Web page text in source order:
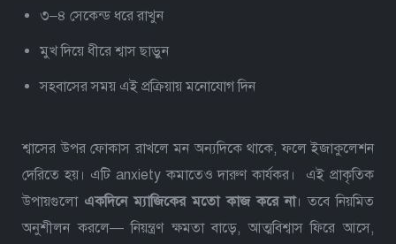
৩–৪ সেকেন্ড ধরে রাখুন
মুখ দিয়ে ধীরে শ্বাস ছাড়ুন
সহবাসের সময় এই প্রক্রিয়ায় মনোযোগ দিন
শ্বাসের উপর ফোকাস রাখলে মন অন্যদিকে থাকে, ফলে ইজাকুলেশন
দেরিতে হয়। এটি anxiety কমাতেও দারুণ কার্যকর। এই প্রাকৃতিক
উপায়গুলো একদিনে ম্যাজিকের মতো কাজ করে না। তবে নিয়মিত
অনুশীলন করলে— নিয়ন্ত্রণ ক্ষমতা বাড়ে, আত্মবিশ্বাস ফিরে আসে,